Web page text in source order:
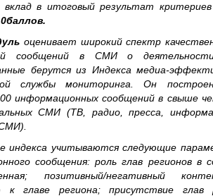
вклад в итоговый результат
баллов.
оценивает широкий спектр
сообщений в СМИ о
берутся из Индекса медиа-
службы мониторинга. Он
информационных сообщений в свыше
СМИ (ТВ, радио, пресса,
индекса учитываются следующие
сообщения: роль глав регионов в
позитивный/негативный
к главе региона; присутствие глав